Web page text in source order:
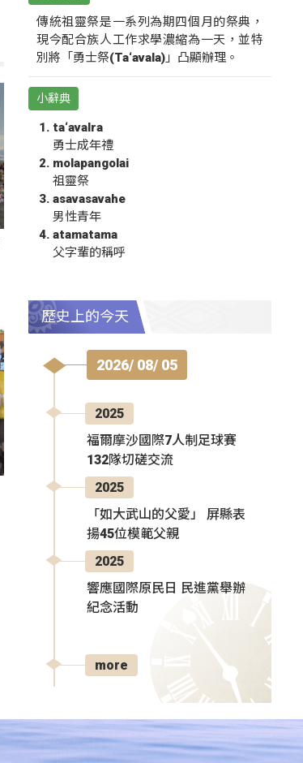
傳統祖靈祭是一系列為期四個月的祭典，
現今配合族人工作求學濃縮為一天，並特
別將「勇士祭(Ta‘avala)」凸顯辦理。
小辭典
ta‘avalra
勇士成年禮
molapangolai
祖靈祭
asavasavahe
男性青年
atamatama
父字輩的稱呼
歷史上的今天
2026/ 08/ 05
2025
福爾摩沙國際7人制足球賽
132隊切磋交流
2025
「如大武山的父愛」 屏縣表
揚45位模範父親
2025
響應國際原民日 民進黨舉辦
紀念活動
more